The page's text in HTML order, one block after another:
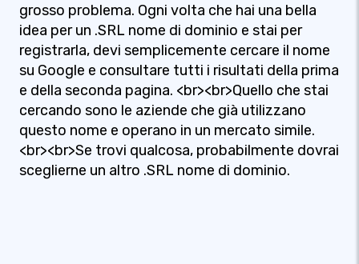
grosso problema. Ogni volta che hai una bella
idea per un .SRL nome di dominio e stai per
registrarla, devi semplicemente cercare il nome
su Google e consultare tutti i risultati della prima
e della seconda pagina. <br><br>Quello che stai
cercando sono le aziende che già utilizzano
questo nome e operano in un mercato simile.
<br><br>Se trovi qualcosa, probabilmente dovrai
sceglierne un altro .SRL nome di dominio.